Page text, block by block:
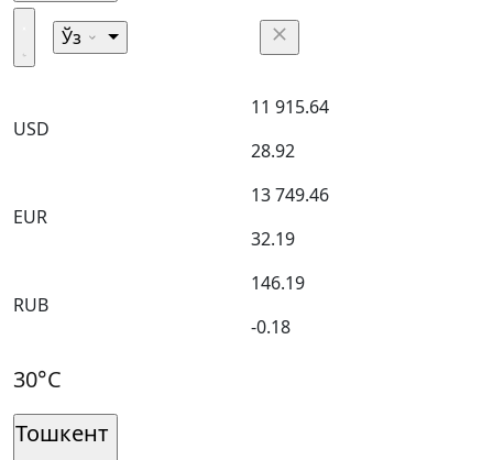
Ўз
USD
11 915.64
28.92
EUR
13 749.46
32.19
RUB
146.19
-0.18
30°C
Тошкент